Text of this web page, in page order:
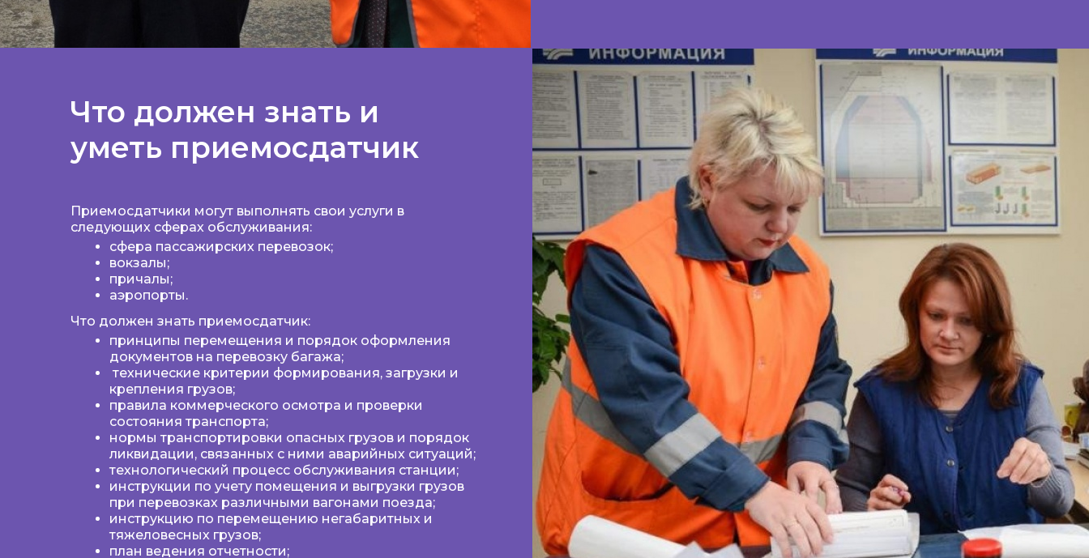
Что должен знать и
уметь приемосдатчик
Приемосдатчики могут выполнять свои услуги в
следующих сферах обслуживания:
сфера пассажирских перевозок;
вокзалы;
причалы;
аэропорты.
Что должен знать приемосдатчик:
принципы перемещения и порядок оформления
документов на перевозку багажа;
технические критерии формирования, загрузки и
крепления грузов;
правила коммерческого осмотра и проверки
состояния транспорта;
нормы транспортировки опасных грузов и порядок
ликвидации, связанных с ними аварийных ситуаций;
технологический процесс обслуживания станции;
инструкции по учету помещения и выгрузки грузов
при перевозках различными вагонами поезда;
инструкцию по перемещению негабаритных и
тяжеловесных грузов;
план ведения отчетности;